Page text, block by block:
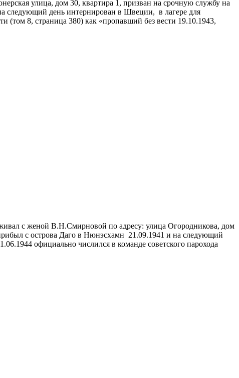
улица, дом 30, квартира 1, призван на срочную службу на
следующий день интернирован в Швеции, в лагере для
8, страница 380) как «пропавший без вести 19.10.1943,
с женой В.Н.Смирновой по адресу: улица Огородникова, дом
с острова Даго в Нюнэсхамн 21.09.1941 и на следующий
официально числился в команде советского парохода